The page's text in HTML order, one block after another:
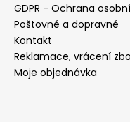
GDPR - Ochrana
Poštovné a dopravné
Kontakt
Reklamace, vrácení
Moje objednávka